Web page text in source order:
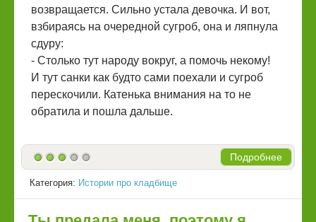
возвращается. Сильно устала девочка. И вот,
взбираясь на очередной сугроб, она и ляпнула
сдуру:
- Столько тут народу вокруг, а помочь некому!
И тут санки как будто сами поехали и сугроб
перескочили. Катенька внимания на то не
обратила и пошла дальше.
Подробнее
Категория: Истории про кладбище